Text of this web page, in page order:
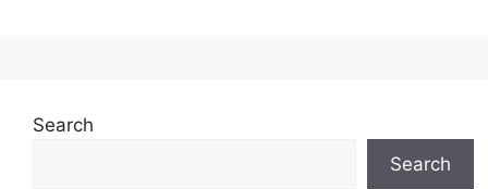
Search
Search